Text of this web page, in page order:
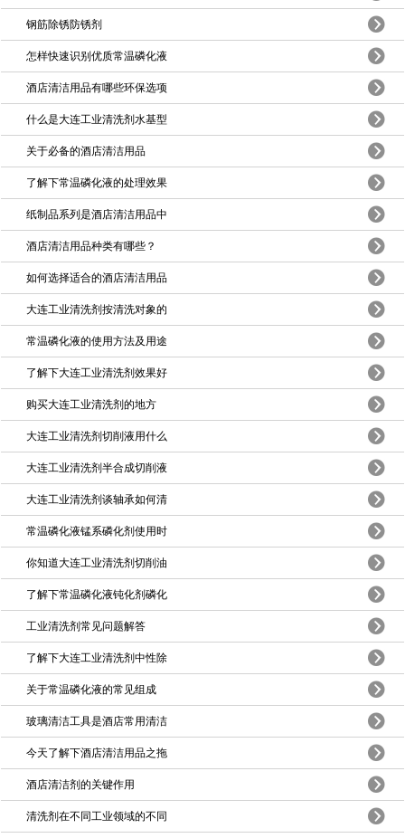
钢筋除锈防锈剂
怎样快速识别优质常温磷化液
酒店清洁用品有哪些环保选项
什么是大连工业清洗剂水基型
关于必备的酒店清洁用品
了解下常温磷化液的处理效果
纸制品系列是酒店清洁用品中
酒店清洁用品种类有哪些？
如何选择适合的酒店清洁用品
大连工业清洗剂按清洗对象的
常温磷化液的使用方法及用途
了解下大连工业清洗剂效果好
购买大连工业清洗剂的地方
大连工业清洗剂切削液用什么
大连工业清洗剂半合成切削液
大连工业清洗剂谈轴承如何清
常温磷化液锰系磷化剂使用时
你知道大连工业清洗剂切削油
了解下常温磷化液钝化剂磷化
工业清洗剂常见问题解答
了解下大连工业清洗剂中性除
关于常温磷化液的常见组成
玻璃清洁工具是酒店常用清洁
今天了解下酒店清洁用品之拖
酒店清洁剂的关键作用
清洗剂在不同工业领域的不同